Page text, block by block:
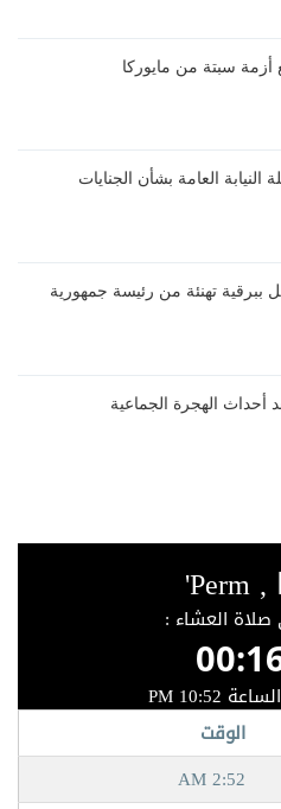
أزمة سبتة من مايوركا
النيابة العامة بشأن الجنايات
ببرقية تهنئة من رئيسة جمهورية